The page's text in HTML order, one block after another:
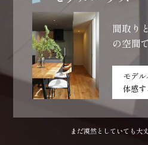
間取り
の空間
モデ
体感す
まだ漠然としていても大